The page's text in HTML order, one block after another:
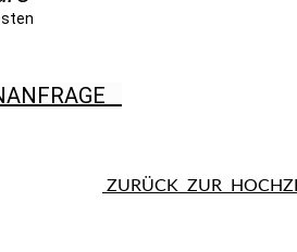
ZURÜCK ZUR